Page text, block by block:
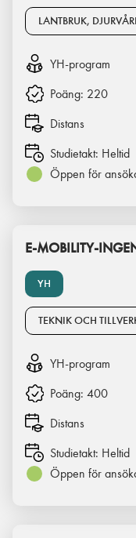
LANTBRUK,
YH-program
Poäng: 220
Distans
Studietakt: Heltid
Öppen för
YH
E-MOBILITY-
TEKNIK OCH
YH-program
Poäng: 400
Distans
Studietakt: Heltid
Öppen för